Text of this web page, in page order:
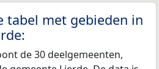
tabel met gebieden in
de 30 deelgemeenten,